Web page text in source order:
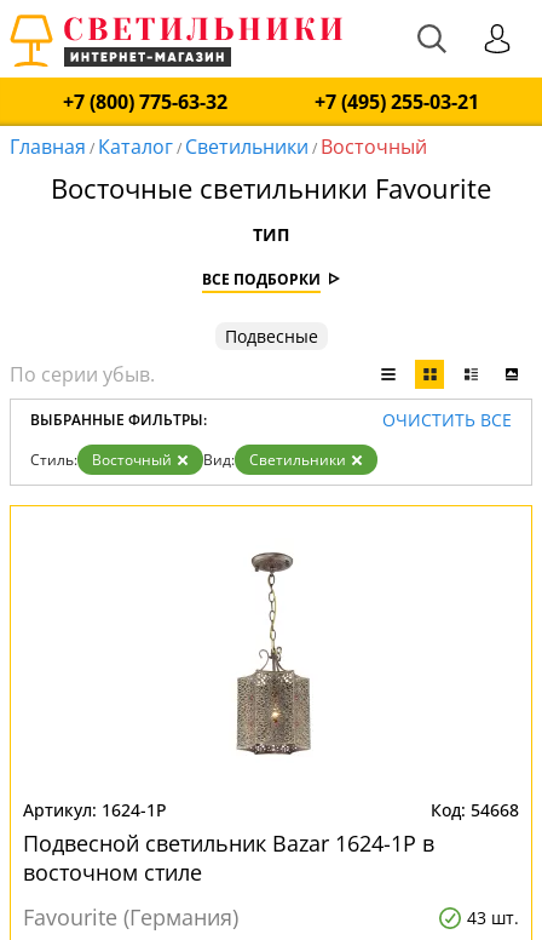
+7 (800) 775-63-32
+7 (495) 255-03-21
Главная / Каталог/ Светильники / Восточный
Восточные светильники Favourite
ТИП
ВСЕ ПОДБОРКИ
Подвесные
ВЫБРАННЫЕ ФИЛЬТРЫ: ОЧИСТИТЬ ВСЕ
Стиль: Восточный Вид: Светильники
1624-1P 54668
Подвесной светильник Bazar 1624-1P в
восточном стиле
Favourite (Германия)
43 шт.